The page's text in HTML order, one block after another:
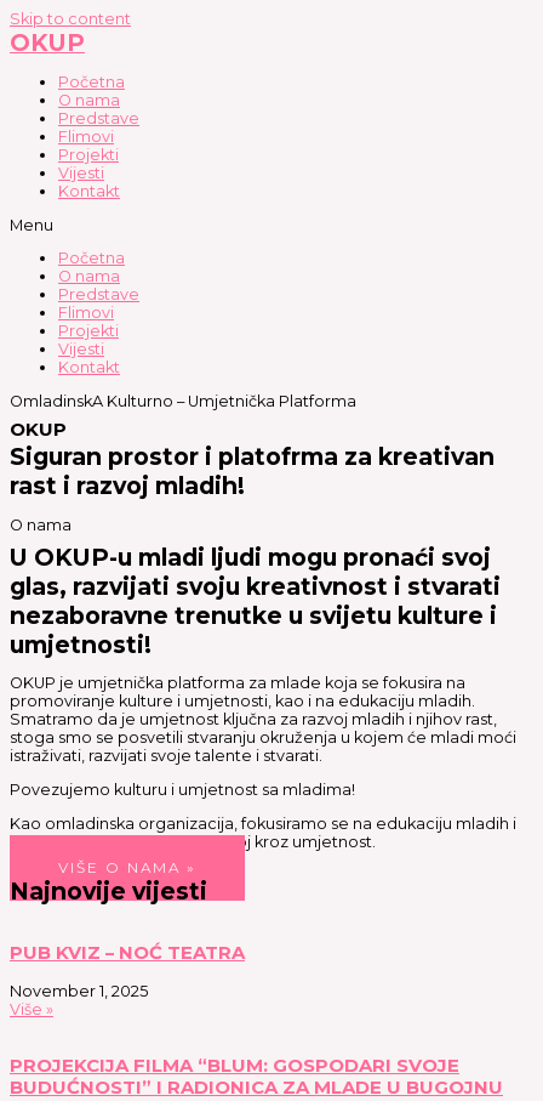
Skip to content
OKUP
Početna
O nama
Predstave
Flimovi
Projekti
Vijesti
Kontakt
Menu
Početna
O nama
Predstave
Flimovi
Projekti
Vijesti
Kontakt
OmladinskA Kulturno – Umjetnička Platforma
OKUP
Siguran prostor i platofrma za kreativan
rast i razvoj mladih!
O nama
U OKUP-u mladi ljudi mogu pronaći svoj
glas, razvijati svoju kreativnost i stvarati
nezaboravne trenutke u svijetu kulture i
umjetnosti!
OKUP je umjetnička platforma za mlade koja se fokusira na
promoviranje kulture i umjetnosti, kao i na edukaciju mladih.
Smatramo da je umjetnost ključna za razvoj mladih i njihov rast,
stoga smo se posvetili stvaranju okruženja u kojem će mladi moći
istraživati, razvijati svoje talente i stvarati.
Povezujemo kulturu i umjetnost sa mladima!
Kao omladinska organizacija, fokusiramo se na edukaciju mladih i
stvaranje prilika za njihov razvoj kroz umjetnost.
VIŠE O NAMA »
Najnovije vijesti
PUB KVIZ – NOĆ TEATRA
November 1, 2025
Više »
PROJEKCIJA FILMA “BLUM: GOSPODARI SVOJE
BUDUĆNOSTI” I RADIONICA ZA MLADE U BUGOJNU